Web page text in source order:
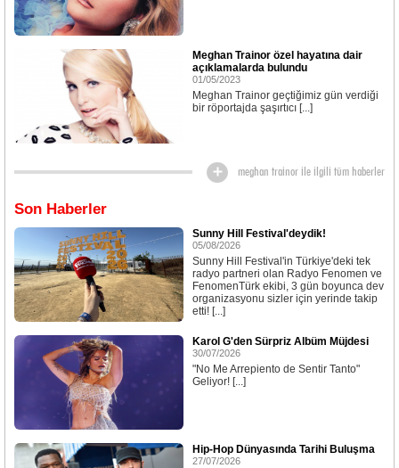
Meghan Trainor özel hayatına dair
açıklamalarda bulundu
01/05/2023
Meghan Trainor geçtiğimiz gün verdiği
bir röportajda şaşırtıcı [...]
meghan trainor ile ilgili tüm haberler
Son Haberler
Sunny Hill Festival'deydik!
05/08/2026
Sunny Hill Festival'in Türkiye'deki tek
radyo partneri olan Radyo Fenomen ve
FenomenTürk ekibi, 3 gün boyunca dev
organizasyonu sizler için yerinde takip
etti! [...]
Karol G'den Sürpriz Albüm Müjdesi
30/07/2026
"No Me Arrepiento de Sentir Tanto"
Geliyor! [...]
Hip-Hop Dünyasında Tarihi Buluşma
27/07/2026